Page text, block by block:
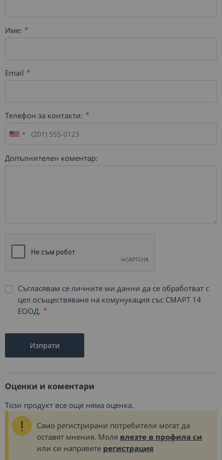
Име:
Email
Телефон за контакти:
Допълнителен коментар:
Съгласявам се личните ми данни да се обработват с
цел осъществяване на комунукация със СМАРТ 14
ЕООД.
Изпрати
Оценки и коментари
Този продукт все още няма оценка.
Само регистрирани потребители могат да
оставят мнения. Моля влезте в профила си
или си направете регистрация